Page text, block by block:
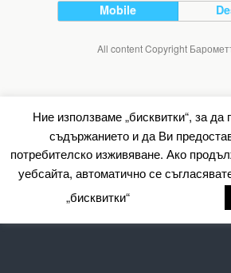
Mobile
All content Copyright
Ние използваме „бисквитки“, за
съдържанието и да Ви
потребителско изживяване. Ако
уебсайта, автоматично се
„бисквитки“